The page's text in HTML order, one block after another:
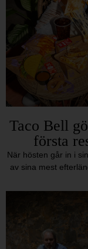
Taco Bell
första
När hösten går in i
av sina mest